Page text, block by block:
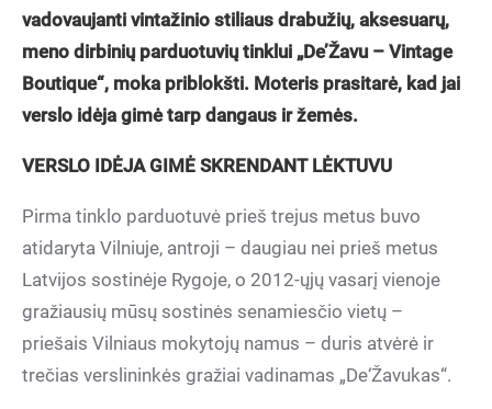
vadovaujanti vintažinio stiliaus drabužių, aksesuarų,
meno dirbinių parduotuvių tinklui „De’Žavu – Vintage
Boutique“, moka priblokšti. Moteris prasitarė, kad jai
verslo idėja gimė tarp dangaus ir žemės.
VERSLO IDĖJA GIMĖ SKRENDANT LĖKTUVU
Pirma tinklo parduotuvė prieš trejus metus buvo
atidaryta Vilniuje, antroji – daugiau nei prieš metus
Latvijos sostinėje Rygoje, o 2012-ųjų vasarį vienoje
gražiausių mūsų sostinės senamiesčio vietų –
priešais Vilniaus mokytojų namus – duris atvėrė ir
trečias verslininkės gražiai vadinamas „De‘Žavukas“.